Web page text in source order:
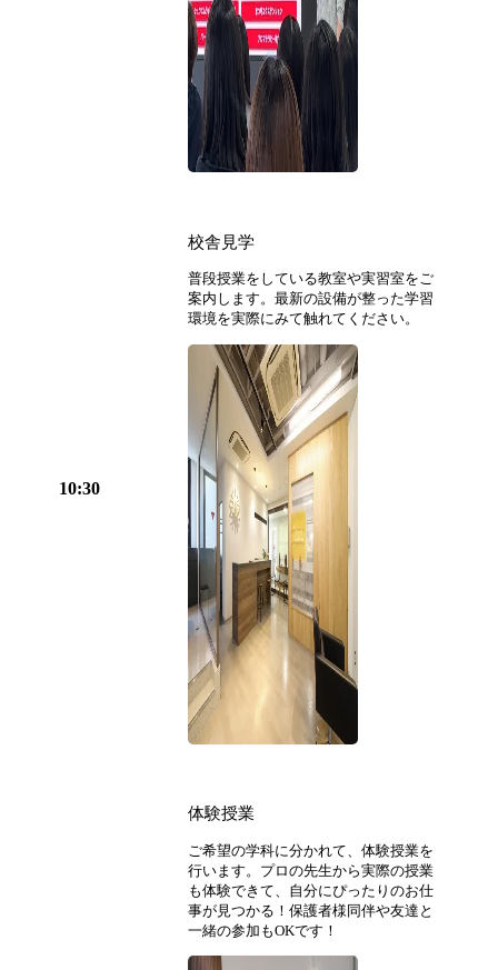
10:30
校舎見学
普段授業をしている教室や実習室をご
案内します。最新の設備が整った学習
環境を実際にみて触れてください。
体験授業
ご希望の学科に分かれて、体験授業を
行います。プロの先生から実際の授業
も体験できて、自分にぴったりのお仕
事が見つかる！保護者様同伴や友達と
一緒の参加もOKです！